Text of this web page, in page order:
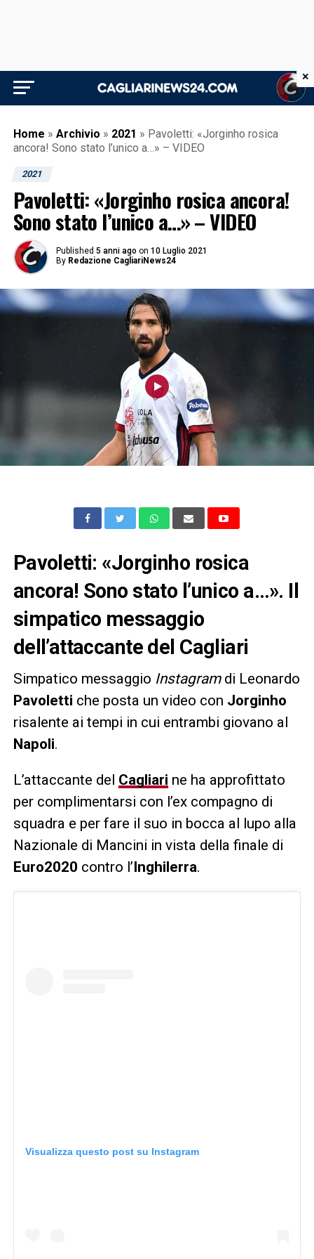
Home » Archivio » 2021 » Pavoletti: «Jorginho rosica
ancora! Sono stato l’unico a…» – VIDEO
2021
Pavoletti: «Jorginho rosica ancora!
Sono stato l’unico a…» – VIDEO
Published 5 anni ago on 10 Luglio 2021
By Redazione CagliariNews24
Pavoletti: «Jorginho rosica
ancora! Sono stato l’unico a…». Il
simpatico messaggio
dell’attaccante del Cagliari
Simpatico messaggio Instagramdi Leonardo
Pavoletti che posta un video con Jorginho
risalente ai tempi in cui entrambi giovano al
Napoli.
L’attaccante del Cagliari ne ha approfittato
per complimentarsi con l’ex compagno di
squadra e per fare il suo in bocca al lupo alla
Nazionale di Mancini in vista della finale di
Euro2020 contro l’Inghilerra.
Visualizza questo post su Instagram
×